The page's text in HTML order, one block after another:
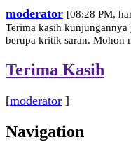
moderator [08:28 PM,
Terima kasih
berupa kritik saran. Mohon
Terima Kasih
[moderator ]
Navigation